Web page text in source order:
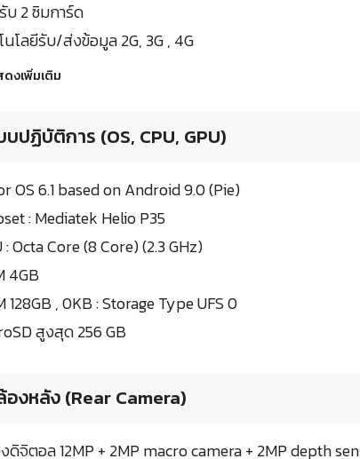
บ 2 ซิมการ์ด
นโลยีรับ/ส่งข้อมูล 2G, 3G , 4G
ดงเพิ่มเติม
บปฏิบัติการ (OS, CPU, GPU)
OS 6.1 based on Android 9.0 (Pie)
: Mediatek Helio P35
: Octa Core (8 Core) (2.3 GHz)
4GB
128GB , 0KB : Storage Type UFS 0
สูงสุด 256 GB
งหลัง (Rear Camera)
ดิจิตอล 12MP + 2MP macro camera + 2MP depth